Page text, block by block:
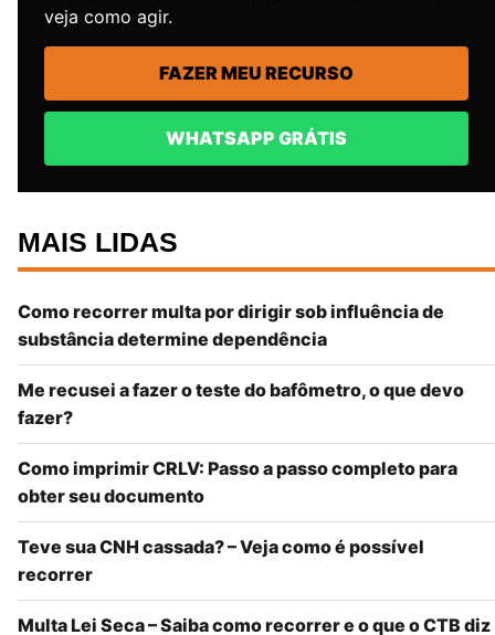
veja como agir.
FAZER MEU RECURSO
WHATSAPP GRÁTIS
MAIS LIDAS
Como recorrer multa por dirigir sob influência de
substância determine dependência
Me recusei a fazer o teste do bafômetro, o que devo
fazer?
Como imprimir CRLV: Passo a passo completo para
obter seu documento
Teve sua CNH cassada? – Veja como é possível
recorrer
Multa Lei Seca – Saiba como recorrer e o que o CTB diz